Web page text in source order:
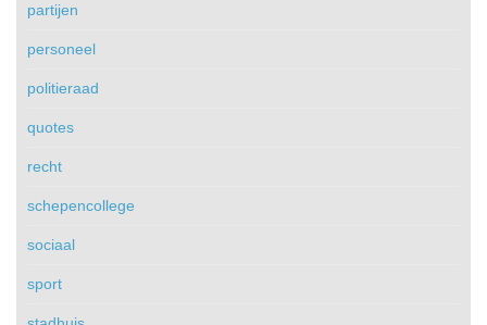
partijen
personeel
politieraad
quotes
recht
schepencollege
sociaal
sport